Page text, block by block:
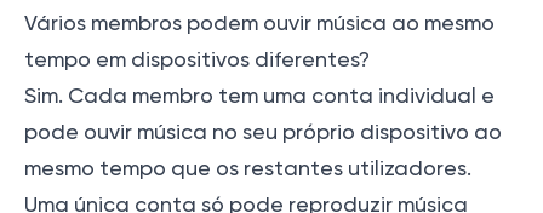
Vários membros podem ouvir música ao mesmo
tempo em dispositivos diferentes?
Sim. Cada membro tem uma conta individual e
pode ouvir música no seu próprio dispositivo ao
mesmo tempo que os restantes utilizadores.
Uma única conta só pode reproduzir música